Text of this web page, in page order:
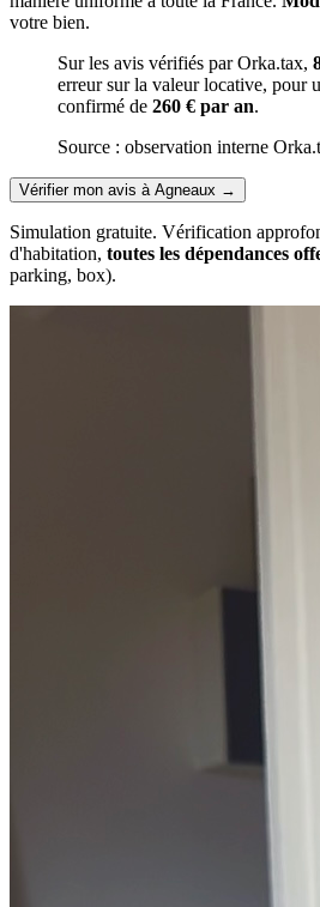
votre bien.
Sur les avis vérifiés par Orka.tax,
erreur sur la valeur locative, pour
confirmé de 260 € par an.
Source : observation interne
Vérifier mon avis à Agneaux →
Simulation gratuite. Vérification
d'habitation, toutes les dépendances
parking, box).